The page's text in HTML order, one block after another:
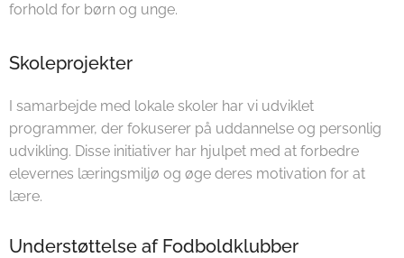
forhold for børn og unge.
Skoleprojekter
I samarbejde med lokale skoler har vi udviklet
programmer, der fokuserer på uddannelse og personlig
udvikling. Disse initiativer har hjulpet med at forbedre
elevernes læringsmiljø og øge deres motivation for at
lære.
Understøttelse af Fodboldklubber